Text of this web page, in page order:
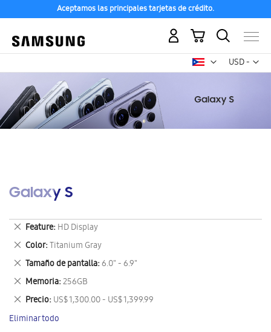
Aceptamos las principales tarjetas de crédito.
USD -
dólar
Mi carrito
Galaxy S
Feature HD Display
Eliminar
este
artículo
Color Titanium Gray
Eliminar
este
artículo
Tamaño de pantalla 6.0" - 6.9"
Eliminar
este
artículo
Memoria 256GB
Eliminar
este
artículo
Precio US$ 1,300.00 - US$ 1,399.99
Eliminar
este
artículo
Eliminar todo